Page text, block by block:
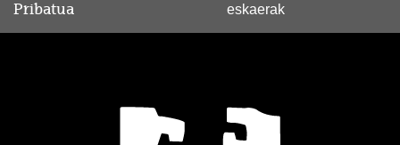
Pribatua
eskaerak